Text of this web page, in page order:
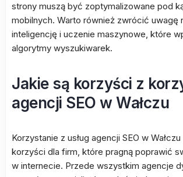
strony muszą być zoptymalizowane pod
mobilnych. Warto również zwrócić uwagę
inteligencję i uczenie maszynowe, które
algorytmy wyszukiwarek.
Jakie są korzyści z
agencji SEO w Wałczu
Korzystanie z usług agencji SEO w
korzyści dla firm, które pragną poprawić
w internecie. Przede wszystkim agencje